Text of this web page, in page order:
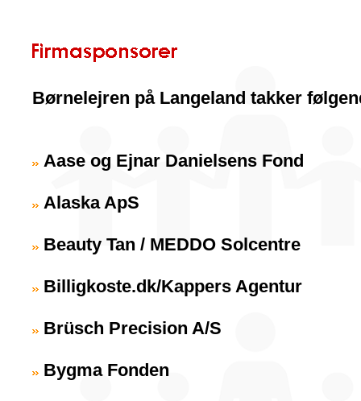
Børnelejren på Langeland takker
Aase og Ejnar Danielsens Fond
Alaska ApS
Beauty Tan / MEDDO Solcentre
Billigkoste.dk/Kappers Agentur
Brüsch Precision A/S
Bygma Fonden